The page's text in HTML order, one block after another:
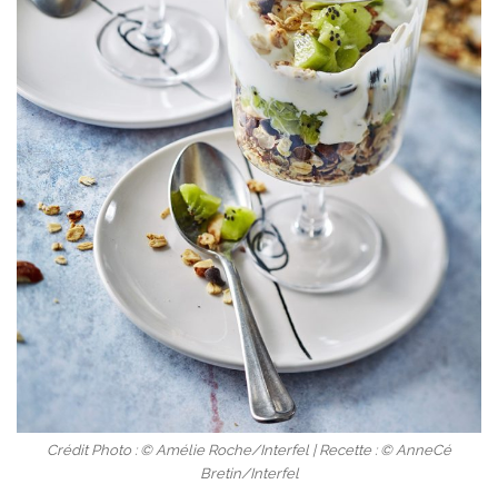
Crédit Photo : © Amélie Roche/Interfel | Recette : © AnneCé
Bretin/Interfel